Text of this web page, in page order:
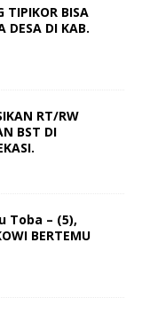
TIPIKOR BISA
DESA DI KAB.
RT/RW
BST DI
Toba – (5),
BERTEMU